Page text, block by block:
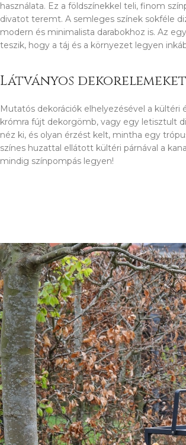
használata. Ez a földszínekkel teli, finom
divatot teremt. A semleges színek sokféle
modern és minimalista darabokhoz is. Az
teszik, hogy a táj és a környezet legyen
Látványos
Mutatós dekorációk elhelyezésével a
krómra fújt dekorgömb, vagy egy letisztult
néz ki, és olyan érzést kelt, mintha egy
színes huzattal ellátott kültéri párnával a
mindig színpompás legyen!